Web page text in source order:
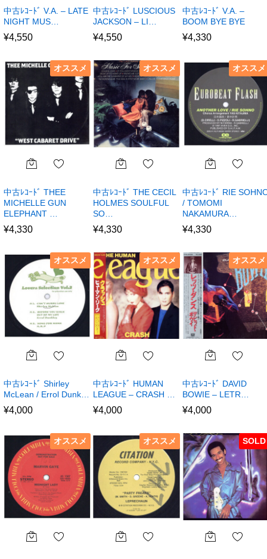
中古ﾚｺｰﾄﾞ V.A. – LATE
NIGHT MUS…
¥4,550
中古ﾚｺｰﾄﾞ LUSCIOUS
JACKSON – LI…
¥4,550
中古ﾚｺｰﾄﾞ V.A. –
BOOM BYE BYE
¥4,330
オススメ
中古ﾚｺｰﾄﾞ THEE
MICHELLE GUN
ELEPHANT …
¥4,330
オススメ
中古ﾚｺｰﾄﾞ THE CECIL
HOLMES SOULFUL
SO…
¥4,330
オススメ
中古ﾚｺｰﾄﾞ RIE
/ TOMOMI
NAKAMURA…
¥4,330
オススメ
中古ﾚｺｰﾄﾞ Shirley
McLean / Errol Dunk…
¥4,000
オススメ
中古ﾚｺｰﾄﾞ HUMAN
LEAGUE – CRASH …
¥4,000
オススメ
中古ﾚｺｰﾄﾞ DAVID
BOWIE – LETR…
¥4,000
オススメ オススメ SOLD